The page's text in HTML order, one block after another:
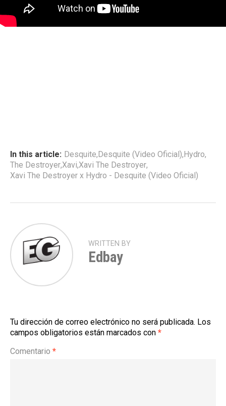
In this article: Desquite,Desquite (Video Oficial),Hydro,
The Destroyer,Xavi,Xavi The Destroyer,
Xavi The Destroyer x Hydro - Desquite (Video Oficial)
WRITTEN BY
Edbay
Tu dirección de correo electrónico no será publicada. Los
campos obligatorios están marcados con *
Comentario *